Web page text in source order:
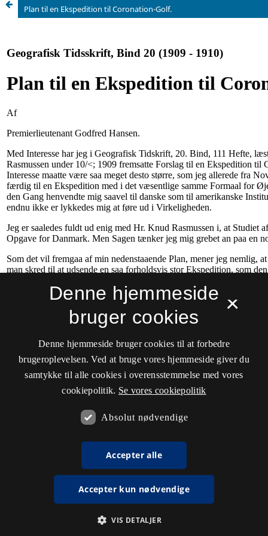
Plan til en Ekspedition til Coronation-Golf.
×
Denne hjemmeside
bruger cookies
Denne hjemmeside bruger cookies til at forbedre
brugeroplevelsen. Ved at bruge vores hjemmeside giver du
samtykke til alle cookies i overensstemmelse med vores
cookiepolitik. Se vores cookiepolitik
Absolut nødvendige
Accepter alle
Accepter kun nødvendige
VIS DETALJER